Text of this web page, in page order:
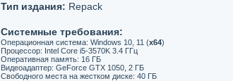
Тип издания: Repack
Системные требования:
Операционная система: Windows 10, 11 (x64)
Процессор: Intel Core i5-3570K 3.4 ГГц
Оперативная память: 16 ГБ
Видеоадаптер: GeForce GTX 1050, 2 ГБ
Свободного места на жестком диске: 40 ГБ